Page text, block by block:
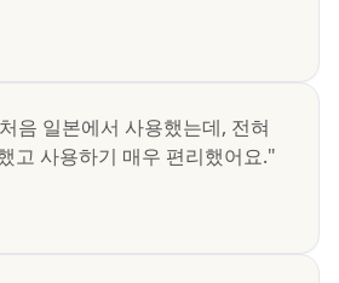
음 일본에서 사용했는데, 전혀
고 사용하기 매우 편리했어요."